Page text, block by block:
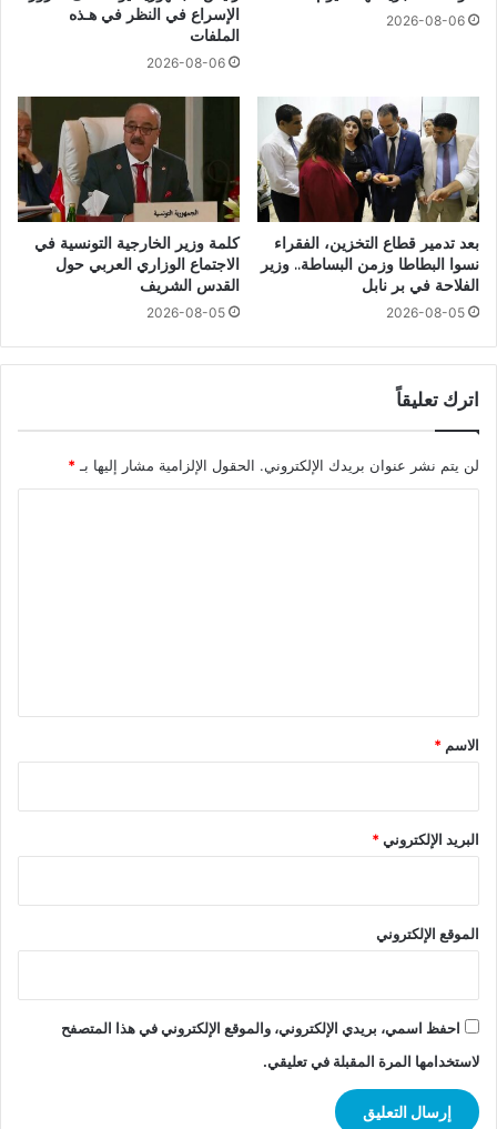
2026-08-06
الإسراع في النظر في هـذه
الملفات
2026-08-06
بعد تدمير قطاع التخزين، الفقراء
نسوا البطاطا وزمن البساطة.. وزير
الفلاحة في بر نابل
2026-08-05
كلمة وزير الخارجية التونسية في
الاجتماع الوزاري العربي حول
القدس الشريف
2026-08-05
اترك تعليقاً
لن يتم نشر عنوان بريدك الإلكتروني. الحقول الإلزامية مشار إليها بـ *
*
الاسم *
البريد الإلكتروني*
الموقع الإلكتروني
احفظ اسمي، بريدي الإلكتروني، والموقع الإلكتروني في هذا المتصفح
لاستخدامها المرة المقبلة في تعليقي.